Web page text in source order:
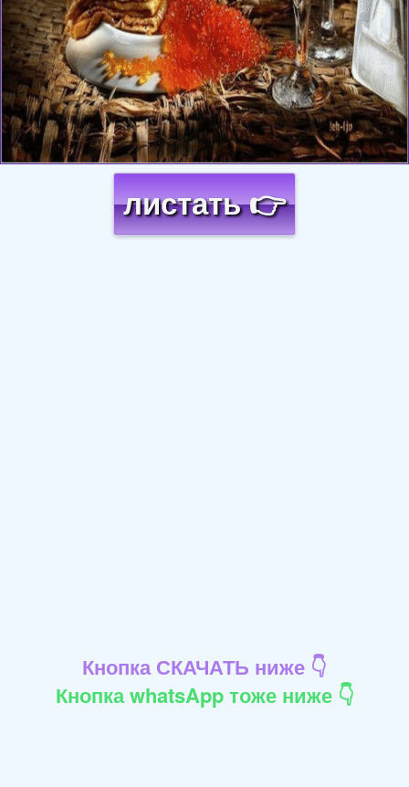
листать 👉
Кнопка СКАЧАТЬ ниже 👇
Кнопка whatsApp тоже ниже 👇